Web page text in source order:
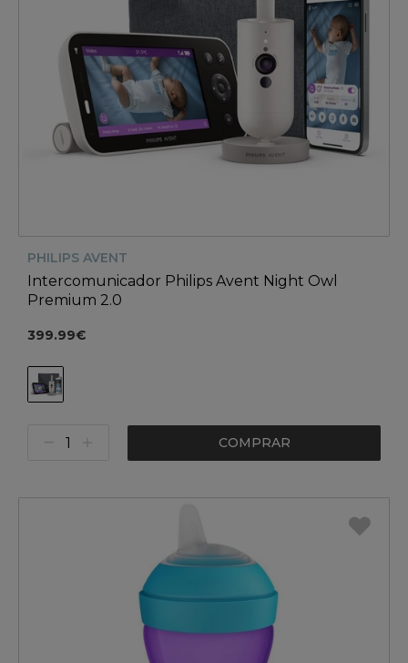
PHILIPS AVENT
Intercomunicador Philips Avent Night Owl
Premium 2.0
399.99€
COMPRAR